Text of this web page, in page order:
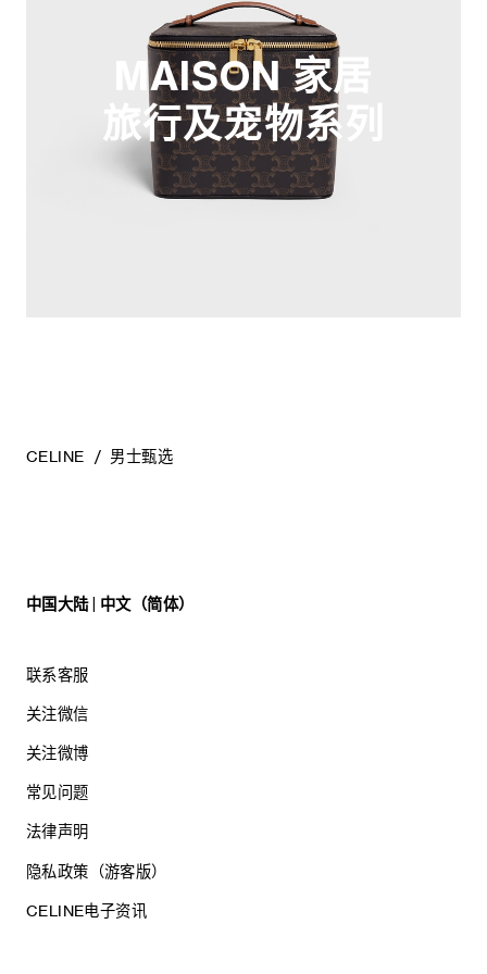
MAISON 家居
旅行及宠物系列
CELINE 男士甄选
中国大陆 | 中文（简体）
联系客服
关注微信
关注微博
常见问题
法律声明
隐私政策（游客版）
CELINE电子资讯